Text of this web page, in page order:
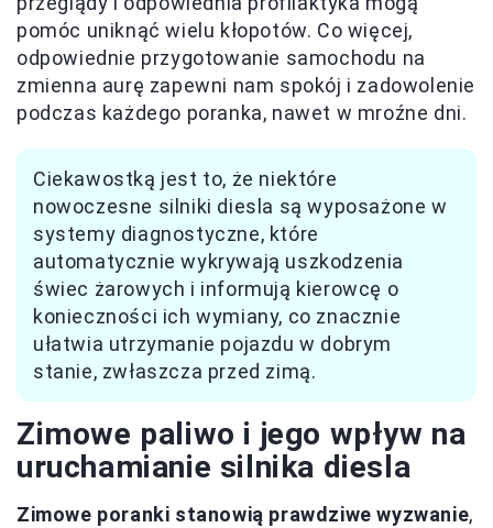
pomóc uniknąć wielu kłopotów. Co więcej,
odpowiednie przygotowanie samochodu na
zmienna aurę zapewni nam spokój i zadowolenie
podczas każdego poranka, nawet w mroźne dni.
Ciekawostką jest to, że niektóre
nowoczesne silniki diesla są wyposażone w
systemy diagnostyczne, które
automatycznie wykrywają uszkodzenia
świec żarowych i informują kierowcę o
konieczności ich wymiany, co znacznie
ułatwia utrzymanie pojazdu w dobrym
stanie, zwłaszcza przed zimą.
Zimowe paliwo i jego wpływ na
uruchamianie silnika diesla
Zimowe poranki stanowią prawdziwe wyzwanie,